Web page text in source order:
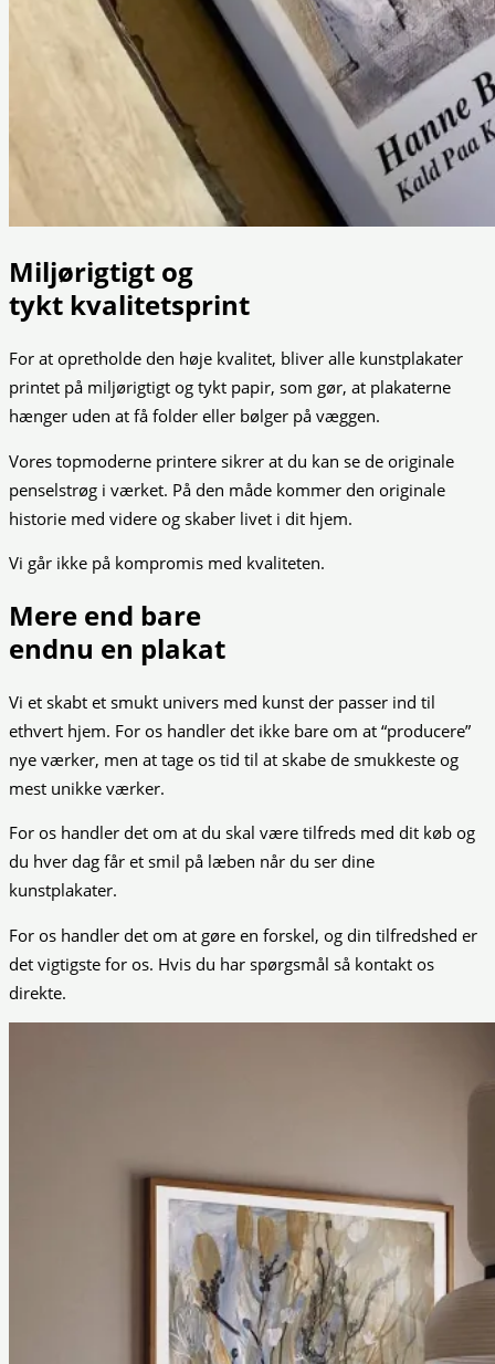
Miljørigtigt og
tykt kvalitetsprint
For at opretholde den høje kvalitet, bliver alle kunstplakater
printet på miljørigtigt og tykt papir, som gør, at plakaterne
hænger uden at få folder eller bølger på væggen.
Vores topmoderne printere sikrer at du kan se de originale
penselstrøg i værket. På den måde kommer den originale
historie med videre og skaber livet i dit hjem.
Vi går ikke på kompromis med kvaliteten.
Mere end bare
endnu en plakat
Vi et skabt et smukt univers med kunst der passer ind til
ethvert hjem. For os handler det ikke bare om at “producere”
nye værker, men at tage os tid til at skabe de smukkeste og
mest unikke værker.
For os handler det om at du skal være tilfreds med dit køb og
du hver dag får et smil på læben når du ser dine
kunstplakater.
For os handler det om at gøre en forskel, og din tilfredshed er
det vigtigste for os. Hvis du har spørgsmål så kontakt os
direkte.